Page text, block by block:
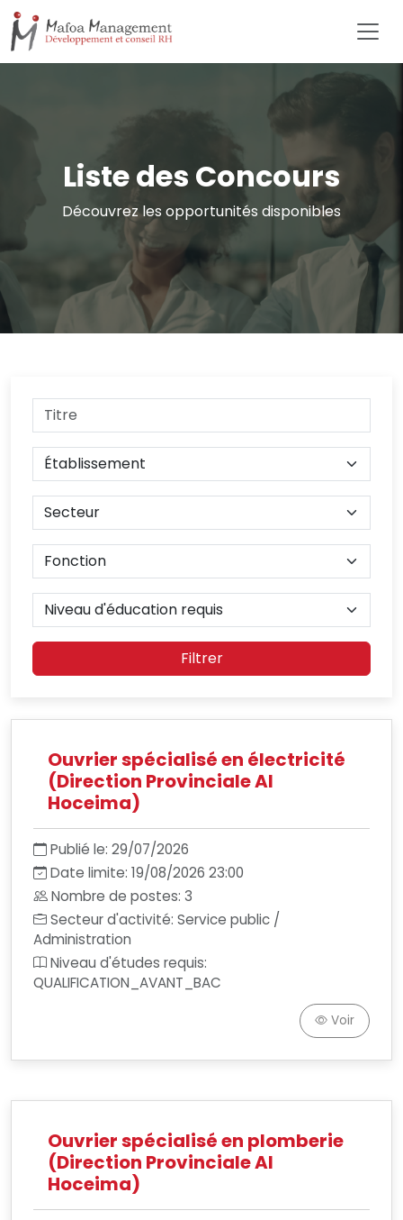
Liste des Concours
Découvrez les opportunités disponibles
Filtrer
Ouvrier spécialisé en électricité
(Direction Provinciale Al
Hoceima)
Publié le: 29/07/2026
Date limite: 19/08/2026 23:00
Nombre de postes: 3
Secteur d'activité: Service public /
Administration
Niveau d'études requis:
QUALIFICATION_AVANT_BAC
Voir
Ouvrier spécialisé en plomberie
(Direction Provinciale Al
Hoceima)